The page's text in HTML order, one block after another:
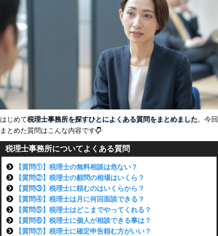
はじめて税理士事務所を探すひとによくある質問をまとめました。今回
まとめた質問はこんな内容です
税理士事務所についてよくある質問
【質問①】税理士の無料相談は危ない？
【質問②】税理士の顧問の相場はいくら？
【質問③】税理士に頼むのはいくらから？
【質問④】税理士は月に何回面談できる？
【質問⑤】税理士はどこまでやってくれる？
【質問⑥】税理士に個人が相談できる事は？
【質問⑦】税理士に確定申告頼む方がいい？